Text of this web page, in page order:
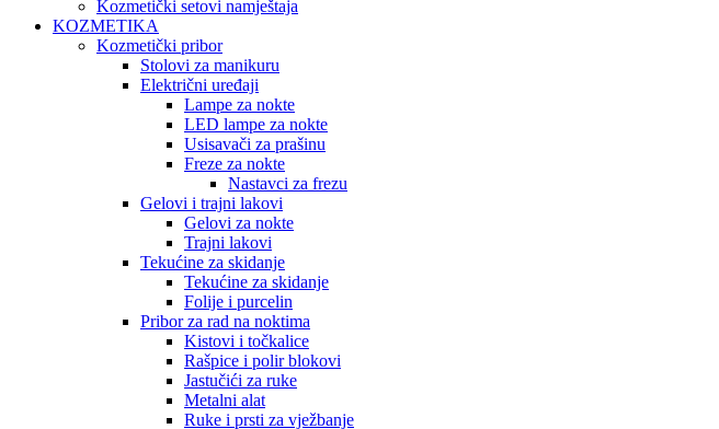
Kozmetički setovi namještaja
KOZMETIKA
Kozmetički pribor
Stolovi za manikuru
Električni uređaji
Lampe za nokte
LED lampe za nokte
Usisavači za prašinu
Freze za nokte
Nastavci za frezu
Gelovi i trajni lakovi
Gelovi za nokte
Trajni lakovi
Tekućine za skidanje
Tekućine za skidanje
Folije i purcelin
Pribor za rad na noktima
Kistovi i točkalice
Rašpice i polir blokovi
Jastučići za ruke
Metalni alat
Ruke i prsti za vježbanje